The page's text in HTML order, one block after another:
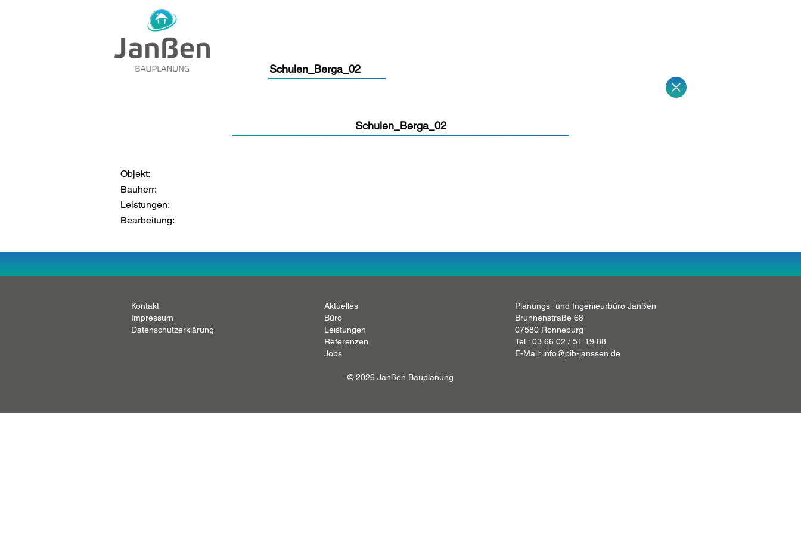
Schulen_Berga_02
Schulen_Berga_02
Objekt:
Bauherr:
Leistungen:
Bearbeitung:
Kontakt
Impressum
Datenschutzerklärung
Aktuelles
Büro
Leistungen
Referenzen
Jobs
Planungs- und Ingenieurbüro Janßen
Brunnenstraße 68
07580 Ronneburg
Tel.: 03 66 02 / 51 19 88
E-Mail: info@pib-janssen.de
© 2026 Janßen Bauplanung